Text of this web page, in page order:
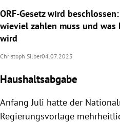
ORF-Gesetz wird
wieviel zahlen muss und
wird
Christoph Silber04.07.2023
Haushaltsabgabe
Anfang Juli hatte der
Regierungsvorlage